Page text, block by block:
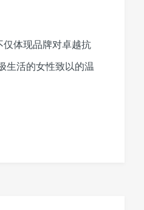
体现品牌对卓越抗
生活的女性致以的温